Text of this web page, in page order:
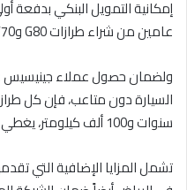
عامين من شراء طرازاتG80و
ولضمان حصول عملاء جينيسيس
السيارة دون متاعب، فإن كل
سنوات و100 ألف كيلومتر، يغطي أعمال الصيانة
تشمل المزايا الإضافية التي